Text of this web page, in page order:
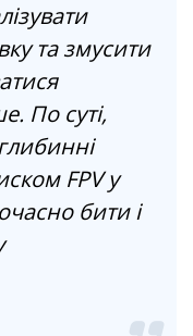
та змусити
По суті,
FPV у
бити і